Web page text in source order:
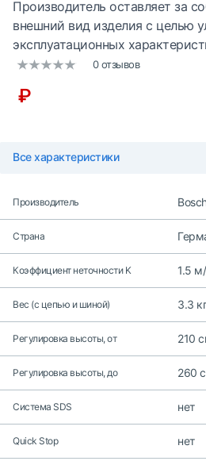
Производитель оставляет за
внешний вид изделия с целью
эксплуатационных
0 отзывов
₽
Все характеристики
Производитель
Страна
Коэффициент неточности K 1.5
Вес (с цепью и шиной) 3.3 кг
Регулировка высоты, от 210
Регулировка высоты, до 260
Система SDS нет
Quick Stop нет